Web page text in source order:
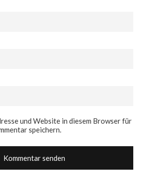
und Website in diesem Browser für
speichern.